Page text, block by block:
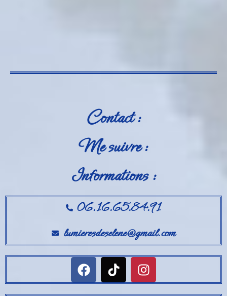
Contact :
Me suivre :
Informations :
06.16.65.84.91
lumieresdeselene@gmail.com